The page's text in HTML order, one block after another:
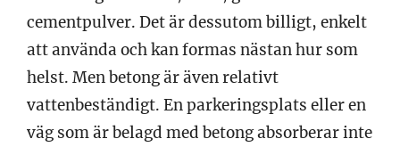
cementpulver. Det är dessutom billigt, enkelt
att använda och kan formas nästan hur som
helst. Men betong är även relativt
vattenbeständigt. En parkeringsplats eller en
väg som är belagd med betong absorberar inte